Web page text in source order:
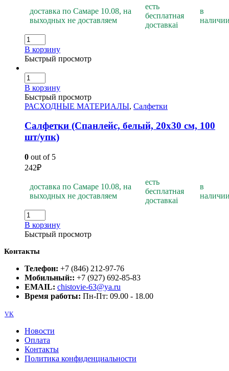
доставка по Самаре 10.08, на
выходных не доставляем
есть
бесплатная
доставкаi
в
В корзину
Быстрый просмотр
В корзину
Быстрый просмотр
РАСХОДНЫЕ МАТЕРИАЛЫ, Салфетки
Салфетки (Спанлейс, белый, 20х30 см, 100
шт/упк)
0 out of 5
242₽
доставка по Самаре 10.08, на
выходных не доставляем
есть
бесплатная
доставкаi
в
В корзину
Быстрый просмотр
Контакты
Телефон: +7 (846) 212-97-76
Мобильный:: +7 (927) 692-85-83
EMAIL: chistovie-63@ya.ru
Время работы: Пн-Пт: 09.00 - 18.00
VK
Новости
Оплата
Контакты
Политика конфиденциальности